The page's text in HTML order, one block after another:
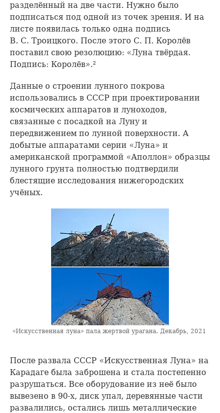
разделённый на две части. Нужно было
подписаться под одной из точек зрения. И на
листе появилась только одна подпись
В. С. Троицкого. После этого С. П. Королёв
поставил свою резолюцию: «Луна твёрдая.
Подпись: Королёв».²
Данные о строении лунного покрова
использовались в СССР при проектировании
космических аппаратов и луноходов,
связанные с посадкой на Луну и
передвижением по лунной поверхности. А
добытые аппаратами серии «Луна» и
американской программой «Аполлон» образцы
лунного грунта полностью подтвердили
блестящие исследования нижегородских
учёных.
«Искусственная луна» пала жертвой урагана. Декабрь, 2021
После развала СССР «Искусственная Луна» на
Карадаге была заброшена и стала постепенно
разрушаться. Все оборудование из неё было
вывезено в 90-х, диск упал, деревянные части
развалились, остались лишь металлические